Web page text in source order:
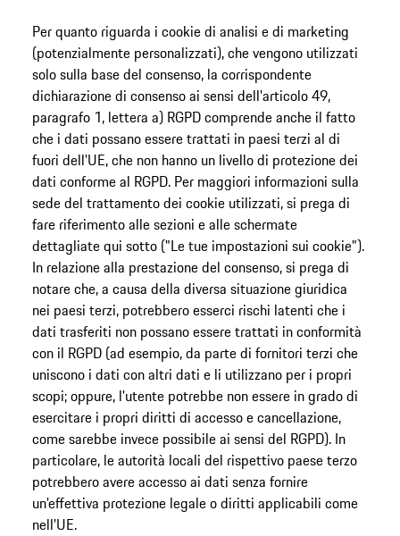
Per quanto riguarda i cookie di analisi e di marketing
(potenzialmente personalizzati), che vengono utilizzati
solo sulla base del consenso, la corrispondente
dichiarazione di consenso ai sensi dell'articolo 49,
paragrafo 1, lettera a) RGPD comprende anche il fatto
che i dati possano essere trattati in paesi terzi al di
fuori dell'UE, che non hanno un livello di protezione dei
dati conforme al RGPD. Per maggiori informazioni sulla
sede del trattamento dei cookie utilizzati, si prega di
fare riferimento alle sezioni e alle schermate
dettagliate qui sotto ("Le tue impostazioni sui cookie").
In relazione alla prestazione del consenso, si prega di
notare che, a causa della diversa situazione giuridica
nei paesi terzi, potrebbero esserci rischi latenti che i
dati trasferiti non possano essere trattati in conformità
con il RGPD (ad esempio, da parte di fornitori terzi che
uniscono i dati con altri dati e li utilizzano per i propri
scopi; oppure, l'utente potrebbe non essere in grado di
esercitare i propri diritti di accesso e cancellazione,
come sarebbe invece possibile ai sensi del RGPD). In
particolare, le autorità locali del rispettivo paese terzo
potrebbero avere accesso ai dati senza fornire
un'effettiva protezione legale o diritti applicabili come
nell'UE.